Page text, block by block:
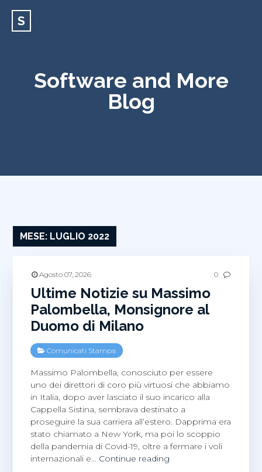
S
Software and More
Blog
MESE: LUGLIO 2022
Agosto 07, 2026 0
Ultime Notizie su Massimo
Palombella, Monsignore al
Duomo di Milano
Comunicati Stampa
Massimo Palombella, conosciuto per essere
uno dei direttori di coro più virtuosi che abbiamo
in Italia, dopo aver lasciato il suo incarico alla
Cappella Sistina, sembrava destinato a
proseguire la sua carriera all’estero. Dapprima era
stato chiamato a New York, ma poi lo scoppio
della pandemia di Covid-19, oltre a fermare i voli
internazionali e… Continue reading